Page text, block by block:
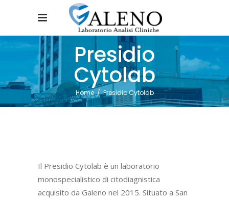
Presidio
Cytolab
Home/Presidio Cytolab
Il Presidio Cytolab è un laboratorio
monospecialistico di citodiagnistica
acquisito da Galeno nel 2015. Situato a San